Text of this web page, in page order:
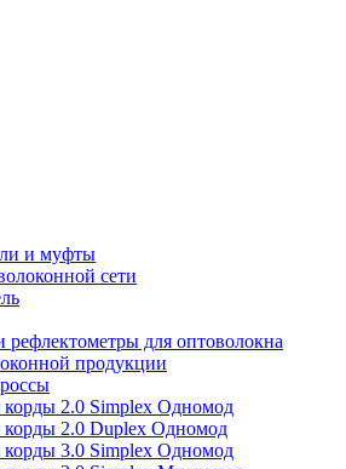
и муфты
сети
для оптоволокна
продукции
2.0 Simplex Одномод
2.0 Duplex Одномод
3.0 Simplex Одномод